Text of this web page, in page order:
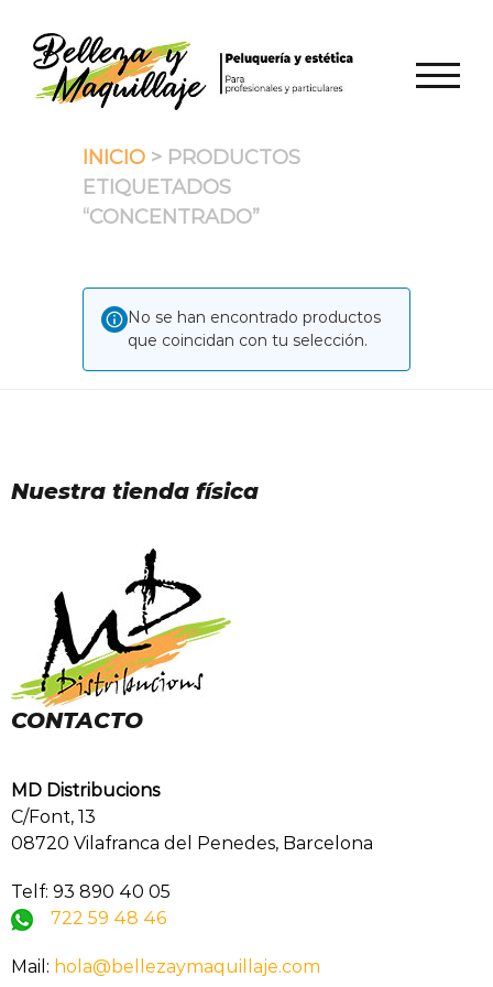
contenido
INICIO > PRODUCTOS
ETIQUETADOS
“CONCENTRADO”
No se han encontrado productos
que coincidan con tu selección.
Nuestra tienda física
CONTACTO
MD Distribucions
C/Font, 13
08720 Vilafranca del Penedes, Barcelona
Telf: 93 890 40 05
722 59 48 46
Mail: hola@bellezaymaquillaje.com